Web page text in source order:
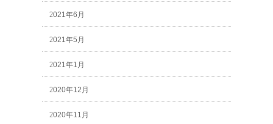
2021年6月
2021年5月
2021年1月
2020年12月
2020年11月